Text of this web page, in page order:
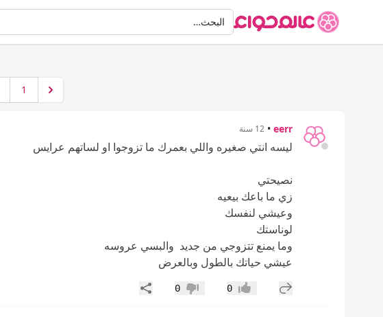
البحثالبحث…
1
eerr
• 12 سنة
ليسه انتي صغيره واللي بعمرك ما تزوجوا او لساتهم عرايس
نصيحتي
زي ما باعك بيعيه
وعيشي لنفسك
لوناستك
وما يمنع تتزوجي من جديد والبسي عروسه
عيشي حياتك بالطول وبالعرض
إضافة رد جديد
إعجاب0 عدم إعجاب
0 مشاركة